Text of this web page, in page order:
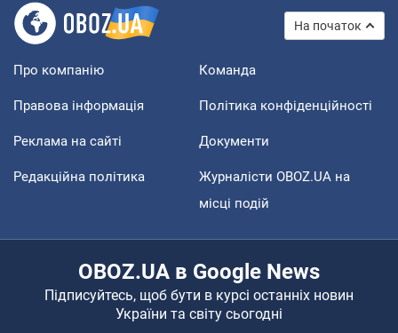
На початок
Про компанію Команда
Правова інформація Політика конфіденційності
Реклама на сайті Документи
Редакційна політика
Журналісти OBOZ.UA на
місці подій
OBOZ.UA в Google News
Підписуйтесь, щоб бути в курсі останніх новин
України та світу сьогодні